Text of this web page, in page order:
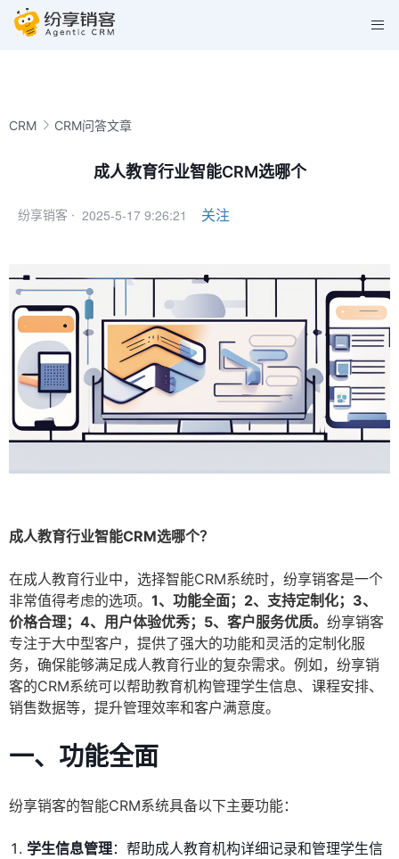
CRM CRM问答文章
成人教育行业智能CRM选哪个
纷享销客 · 2025-5-17 9:26:21 关注
成人教育行业智能CRM选哪个？
在成人教育行业中，选择智能CRM系统时，纷享销客是一个
非常值得考虑的选项。 1、功能全面；2、支持定制化；3、
价格合理；4、用户体验优秀；5、客户服务优质。 纷享销客
专注于大中型客户，提供了强大的功能和灵活的定制化服
务，确保能够满足成人教育行业的复杂需求。例如，纷享销
客的CRM系统可以帮助教育机构管理学生信息、课程安排、
销售数据等，提升管理效率和客户满意度。
一、功能全面
纷享销客的智能CRM系统具备以下主要功能：
学生信息管理：帮助成人教育机构详细记录和管理学生信